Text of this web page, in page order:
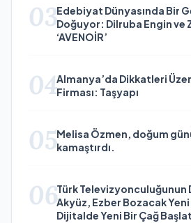
03Edebiyat Dünyasında Bir
Doğuyor: Dilruba Engin ve
‘AVENOİR’
04Almanya’da Dikkatleri
Firması: Taşyapı
05Melisa Özmen, doğum
kamaştırdı.
06Türk Televizyonculuğunun
Akyüz, Ezber Bozacak
Dijitalde Yeni Bir Çağ